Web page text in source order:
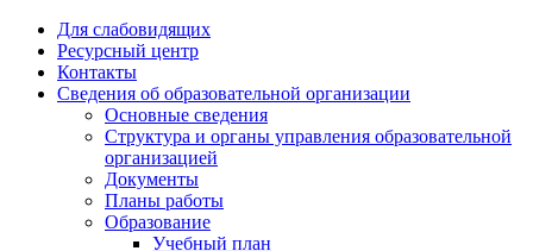
Для слабовидящих
Ресурсный центр
Контакты
Сведения об образовательной организации
Основные сведения
Структура и органы управления образовательной
организацией
Документы
Планы работы
Образование
Учебный план